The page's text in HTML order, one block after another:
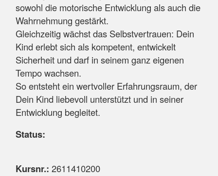
sowohl die motorische Entwicklung als auch die
Wahrnehmung gestärkt.
Gleichzeitig wächst das Selbstvertrauen: Dein
Kind erlebt sich als kompetent, entwickelt
Sicherheit und darf in seinem ganz eigenen
Tempo wachsen.
So entsteht ein wertvoller Erfahrungsraum, der
Dein Kind liebevoll unterstützt und in seiner
Entwicklung begleitet.
Status:
Kursnr.: 2611410200